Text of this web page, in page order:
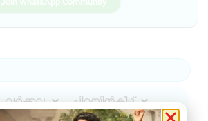
വർക്കല ചിറയിൻകീഴ്